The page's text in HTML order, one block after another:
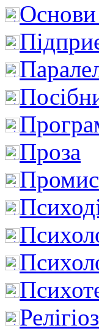
Основи
Проза